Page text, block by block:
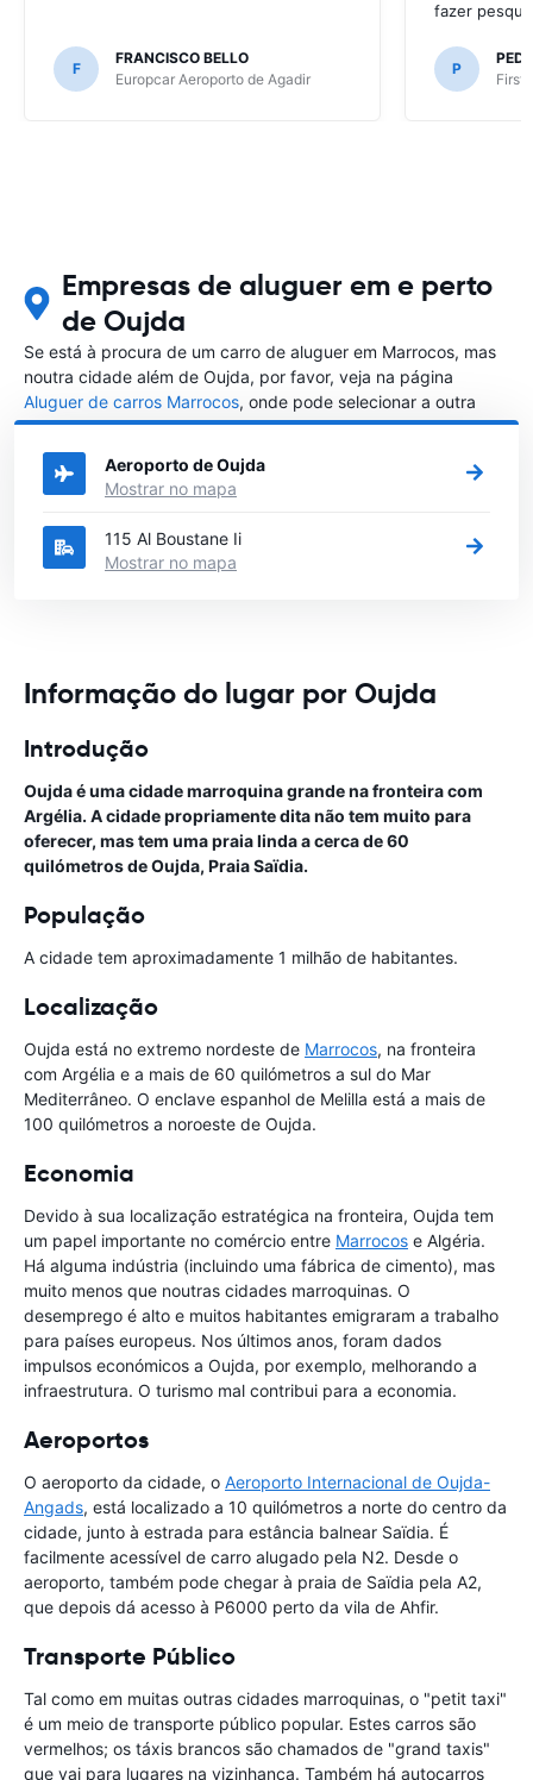
F
FRANCISCO BELLO
Europcar Aeroporto de Agadir
fazer
P
First
Empresas de aluguer em e perto
de Oujda
Se está à procura de um carro de aluguer em Marrocos, mas
noutra cidade além de Oujda, por favor, veja na página
Aluguer de carros Marrocos, onde pode selecionar a outra
cidade em Marrocos que gostaria de alugar um carro
Aeroporto de Oujda
Mostrar no mapa
115 Al Boustane Ii
Mostrar no mapa
Informação do lugar por Oujda
Introdução
Oujda é uma cidade marroquina grande na fronteira com
Argélia. A cidade propriamente dita não tem muito para
oferecer, mas tem uma praia linda a cerca de 60
quilómetros de Oujda, Praia Saïdia.
População
A cidade tem aproximadamente 1 milhão de habitantes.
Localização
Oujda está no extremo nordeste de Marrocos, na fronteira
com Argélia e a mais de 60 quilómetros a sul do Mar
Mediterrâneo. O enclave espanhol de Melilla está a mais de
100 quilómetros a noroeste de Oujda.
Economia
Devido à sua localização estratégica na fronteira, Oujda tem
um papel importante no comércio entre Marrocos e Algéria.
Há alguma indústria (incluindo uma fábrica de cimento), mas
muito menos que noutras cidades marroquinas. O
desemprego é alto e muitos habitantes emigraram a trabalho
para países europeus. Nos últimos anos, foram dados
impulsos económicos a Oujda, por exemplo, melhorando a
infraestrutura. O turismo mal contribui para a economia.
Aeroportos
O aeroporto da cidade, o Aeroporto Internacional de Oujda-
Angads, está localizado a 10 quilómetros a norte do centro da
cidade, junto à estrada para estância balnear Saïdia. É
facilmente acessível de carro alugado pela N2. Desde o
aeroporto, também pode chegar à praia de Saïdia pela A2,
que depois dá acesso à P6000 perto da vila de Ahfir.
Transporte Público
Tal como em muitas outras cidades marroquinas, o "petit taxi"
é um meio de transporte público popular. Estes carros são
vermelhos; os táxis brancos são chamados de "grand taxis"
que vai para lugares na vizinhança. Também há autocarros